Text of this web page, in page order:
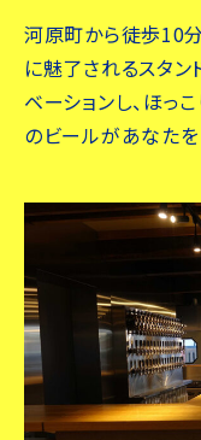
河原町から徒歩10
に魅了されるスタン
ベーションし、ほっ
のビールがあなたを